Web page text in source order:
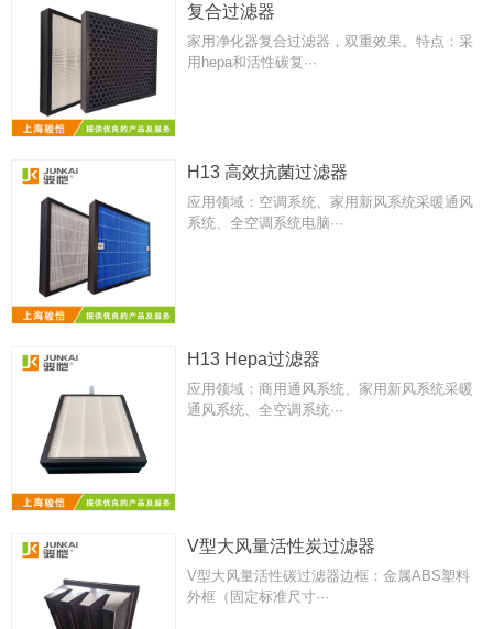
复合过滤器
家用净化器复合过滤器，双重效果。特点：采
用hepa和活性碳复···
H13 高效抗菌过滤器
应用领域：空调系统、家用新风系统采暖通风
系统、全空调系统电脑···
H13 Hepa过滤器
应用领域：商用通风系统、家用新风系统采暖
通风系统、全空调系统···
V型大风量活性炭过滤器
V型大风量活性碳过滤器边框：金属ABS塑料
外框（固定标准尺寸···